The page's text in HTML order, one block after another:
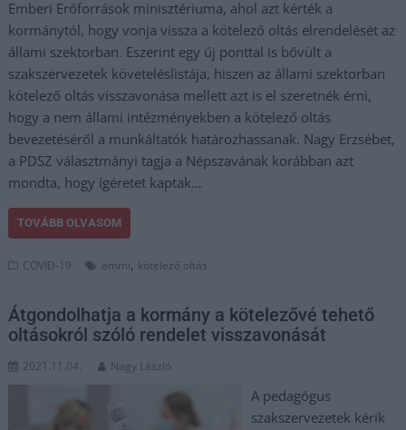
Emberi Erőforrások minisztériuma, ahol azt kérték a
kormánytól, hogy vonja vissza a kötelező oltás elrendelését az
állami szektorban. Eszerint egy új ponttal is bővült a
szakszervezetek követeléslistája, hiszen az állami szektorban
kötelező oltás visszavonása mellett azt is el szeretnék érni,
hogy a nem állami intézményekben a kötelező oltás
bevezetéséről a munkáltatók határozhassanak. Nagy Erzsébet,
a PDSZ választmányi tagja a Népszavának korábban azt
mondta, hogy ígéretet kaptak…
TOVÁBB OLVASOM
COVID-19 emmi, kötelező oltás
Átgondolhatja a kormány a kötelezővé tehető
oltásokról szóló rendelet visszavonását
2021.11.04. Nagy László
A pedagógus
szakszervezetek kérik